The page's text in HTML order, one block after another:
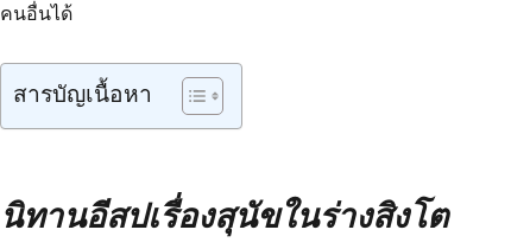
คนอื่นได้
สารบัญเนื้อหา
นิทานอีสปเรื่องสุนัขในร่างสิงโต